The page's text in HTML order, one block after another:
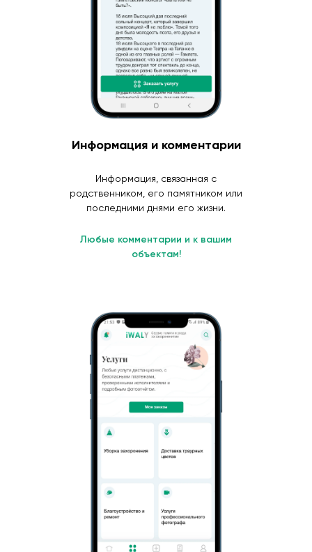
Информация и комментарии
Информация, связанная с
родственником, его памятником или
последними днями его жизни.
Любые комментарии и к вашим
объектам!